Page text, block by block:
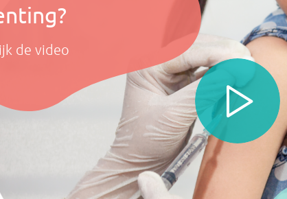
de video